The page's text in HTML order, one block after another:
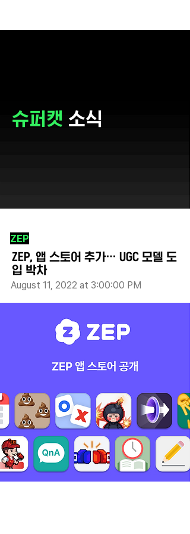
슈퍼캣 소식
ZEP
ZEP, 앱 스토어 추가… UGC 모델 도
입 박차
August 11, 2022 at 3:00:00 PM